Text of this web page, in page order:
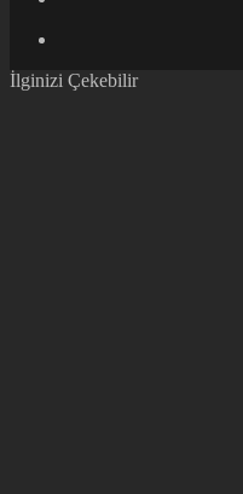
İlginizi Çekebilir